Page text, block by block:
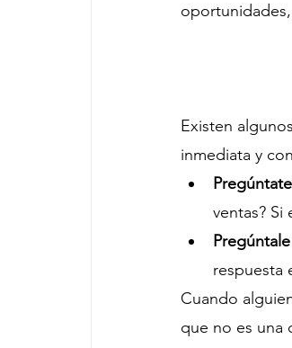
Existen
inmediata y
ventas?
respuesta
Cuando
que no es una